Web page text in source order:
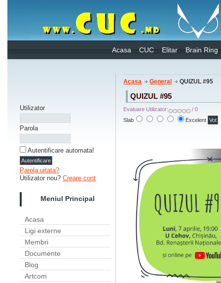
Acasa CUC Elitar Brain Ring
Utilizator
Parola
Autentificare automata!
Parola uitata?
Utilizator nou? Creare cont
Meniul Principal
Acasa
Ligi externe
Membri
Documente
Blog
Artcom
Acasa General QUIZUL #95
QUIZUL #95
Evaluare Utilizator:
/ 0
Slab
Excelent